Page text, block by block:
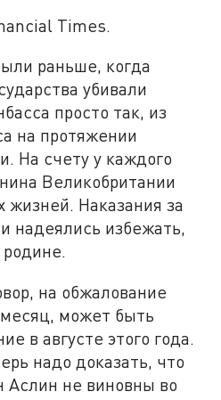
Times.
раньше, когда
убивали
просто так, из
на протяжении
На счету у каждого
Великобритании
жизней. Наказания за
надеялись избежать,
на обжалование
месяц, может быть
в августе этого года.
надо доказать, что
не виновны во